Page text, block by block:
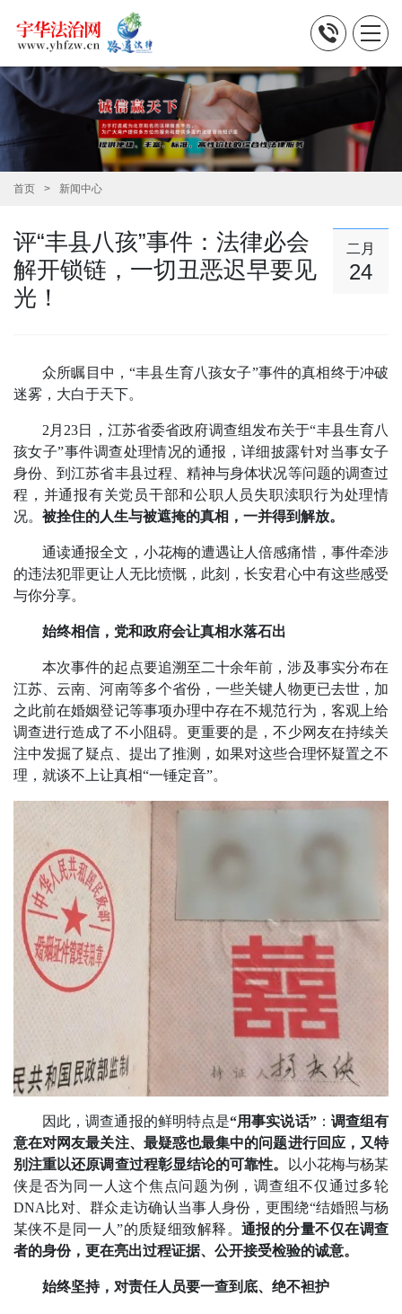
首页 新闻中心
评“丰县八孩”事件：法律必会
解开锁链，一切丑恶迟早要见
光！
二月
24
众所瞩目中，“丰县生育八孩女子”事件的真相终于冲破
迷雾，大白于天下。
2月23日，江苏省委省政府调查组发布关于“丰县生育八
孩女子”事件调查处理情况的通报，详细披露针对当事女子
身份、到江苏省丰县过程、精神与身体状况等问题的调查过
程，并通报有关党员干部和公职人员失职渎职行为处理情
况。 被拴住的人生与被遮掩的真相，一并得到解放。
通读通报全文，小花梅的遭遇让人倍感痛惜，事件牵涉
的违法犯罪更让人无比愤慨，此刻，长安君心中有这些感受
与你分享。
始终相信，党和政府会让真相水落石出
本次事件的起点要追溯至二十余年前，涉及事实分布在
江苏、云南、河南等多个省份，一些关键人物更已去世，加
之此前在婚姻登记等事项办理中存在不规范行为，客观上给
调查进行造成了不小阻碍。更重要的是，不少网友在持续关
注中发掘了疑点、提出了推测，如果对这些合理怀疑置之不
理，就谈不上让真相“一锤定音”。
因此，调查通报的鲜明特点是“用事实说话”： 调查组有
意在对网友最关注、最疑惑也最集中的问题进行回应，又特
别注重以还原调查过程彰显结论的可靠性。
以小花梅与杨某
侠是否为同一人这个焦点问题为例，调查组不仅通过多轮
DNA比对、群众走访确认当事人身份，更围绕“结婚照与杨
某侠不是同一人”的质疑细致解释。通报的分量不仅在调查
者的身份，更在亮出过程证据、公开接受检验的诚意。
始终坚持，对责任人员要一查到底、绝不袒护